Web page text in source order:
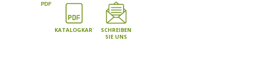
PDF
KATALOGKARTE
SCHREIBEN
SIE UNS